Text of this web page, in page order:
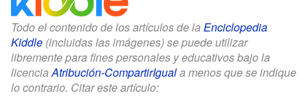
Todo el contenido de los artículos de la Enciclopedia
Kiddle (incluidas las imágenes) se puede utilizar
libremente para fines personales y educativos bajo la
licenciaAtribución-CompartirIguala menos que se indique
lo contrario. Citar este artículo: